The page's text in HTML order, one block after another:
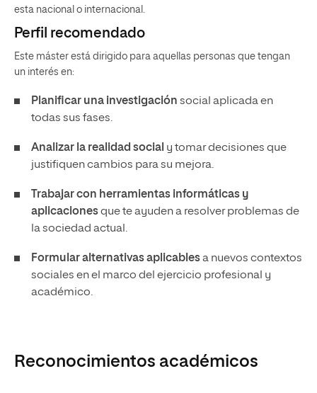
esta nacional o internacional.
Perfil recomendado
Este máster está dirigido para aquellas personas que tengan
un interés en:
Planificar una investigación social aplicada en
todas sus fases.
Analizar la realidad social y tomar decisiones que
justifiquen cambios para su mejora.
Trabajar con herramientas informáticas y
aplicacionesque te ayuden a resolver problemas de
la sociedad actual.
Formular alternativas aplicablesa nuevos contextos
sociales en el marco del ejercicio profesional y
académico.
Reconocimientos académicos